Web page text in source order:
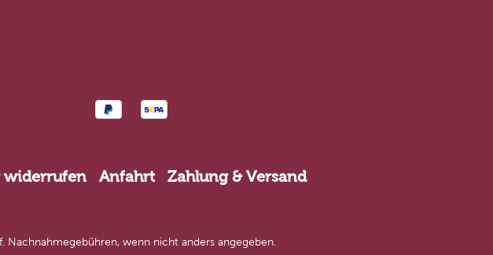
widerrufen Anfahrt Zahlung & Versand
Nachnahmegebühren, wenn nicht anders angegeben.